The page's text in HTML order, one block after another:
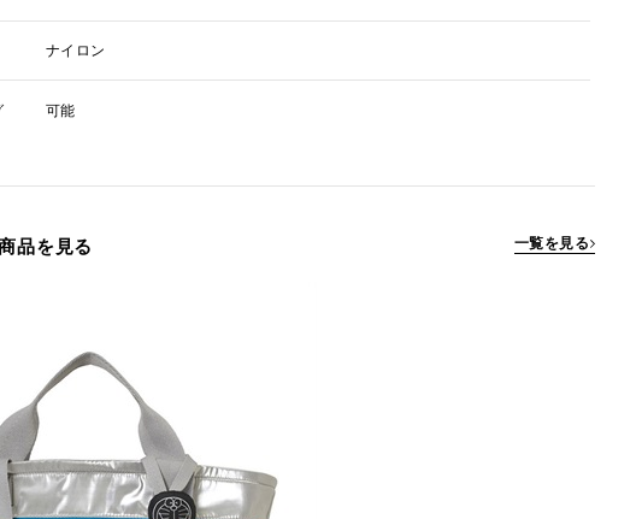
ナイロン
可能
品を見る 一覧を見る